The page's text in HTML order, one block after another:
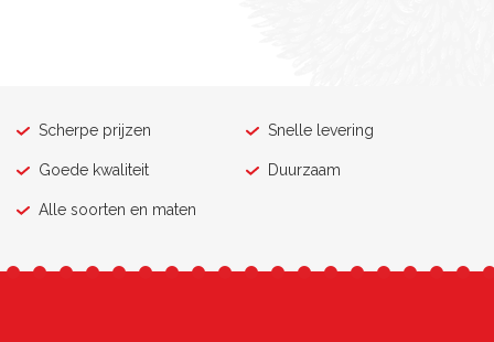
Scherpe prijzen Snelle levering
Goede kwaliteit Duurzaam
Alle soorten en maten